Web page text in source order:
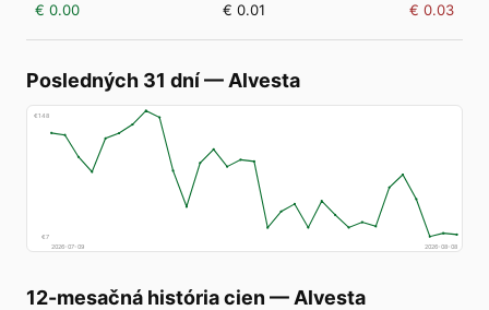
€ 0.00 € 0.01 € 0.03
Posledných 31 dní— Alvesta
€148
€7
2026-07-09
2026-08-08
12-mesačná história cien — Alvesta